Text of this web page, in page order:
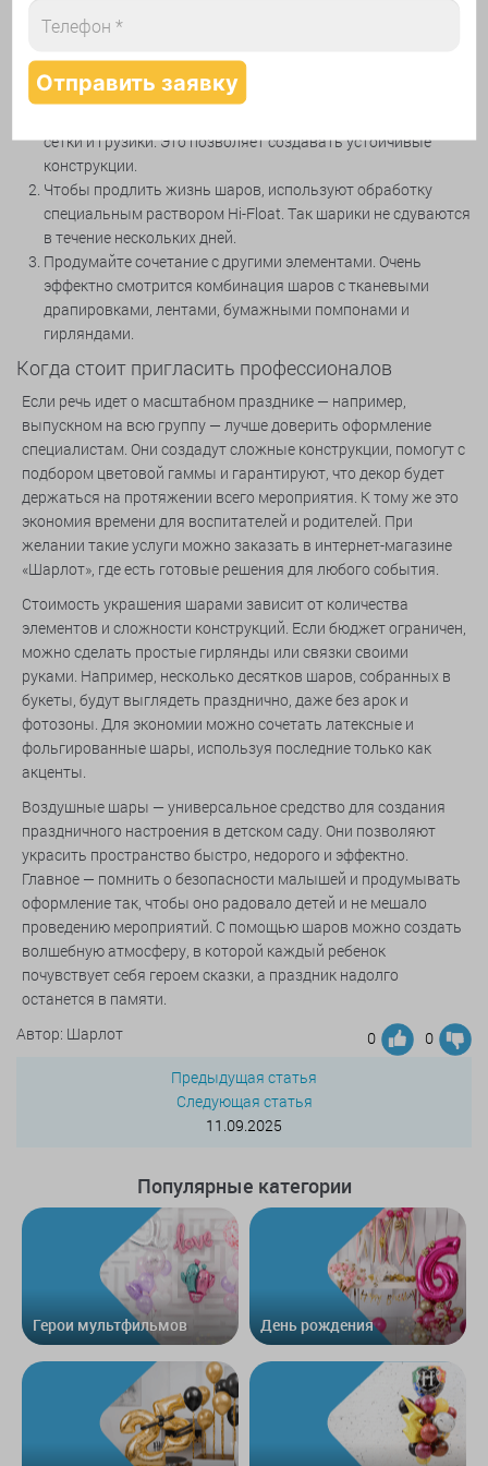
солнца и облаков.
Практические советы
Обратите внимание на надежность креплений. Для
сетки и грузики. Это позволяет создавать устойчивые
конструкции.
Чтобы продлить жизнь шаров, используют обработку
специальным раствором Hi-Float. Так шарики не сдуваются
в течение нескольких дней.
Продумайте сочетание с другими элементами. Очень
эффектно смотрится комбинация шаров с тканевыми
драпировками, лентами, бумажными помпонами и
гирляндами.
Когда стоит пригласить профессионалов
Если речь идет о масштабном празднике — например,
выпускном на всю группу — лучше доверить оформление
специалистам. Они создадут сложные конструкции, помогут с
подбором цветовой гаммы и гарантируют, что декор будет
держаться на протяжении всего мероприятия. К тому же это
экономия времени для воспитателей и родителей. При
желании такие услуги можно заказать в интернет-магазине
«Шарлот», где есть готовые решения для любого события.
Стоимость украшения шарами зависит от количества
элементов и сложности конструкций. Если бюджет ограничен,
можно сделать простые гирлянды или связки своими
руками. Например, несколько десятков шаров, собранных в
букеты, будут выглядеть празднично, даже без арок и
фотозоны. Для экономии можно сочетать латексные и
фольгированные шары, используя последние только как
акценты.
Воздушные шары — универсальное средство для создания
праздничного настроения в детском саду. Они позволяют
украсить пространство быстро, недорого и эффектно.
Главное — помнить о безопасности малышей и продумывать
оформление так, чтобы оно радовало детей и не мешало
проведению мероприятий. С помощью шаров можно создать
волшебную атмосферу, в которой каждый ребенок
почувствует себя героем сказки, а праздник надолго
останется в памяти.
Автор: Шарлот
0
0
Предыдущая статья
Следующая статья
11.09.2025
Популярные категории
Герои мультфильмов День рождения